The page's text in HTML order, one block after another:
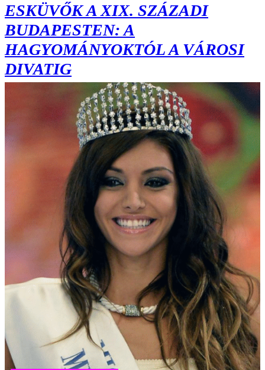
ESKÜVŐK A XIX. SZÁZADI
BUDAPESTEN: A
HAGYOMÁNYOKTÓL A VÁROSI
DIVATIG